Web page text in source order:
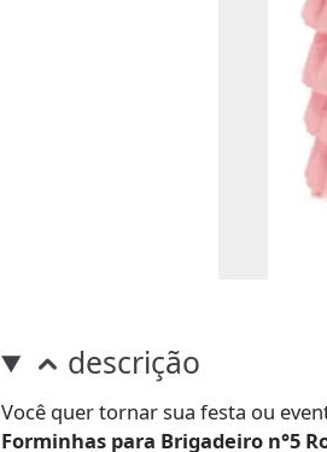
descrição
Você quer tornar sua festa ou
Forminhas para Brigadeiro n°5